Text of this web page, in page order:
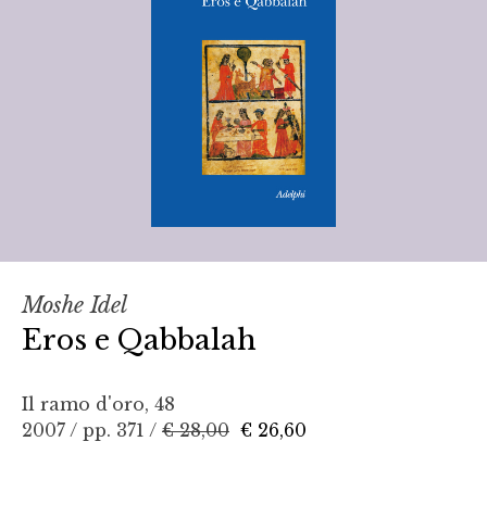
Moshe Idel
Eros e Qabbalah
Il ramo d'oro, 48
2007 / pp. 371 / € 28,00 € 26,60